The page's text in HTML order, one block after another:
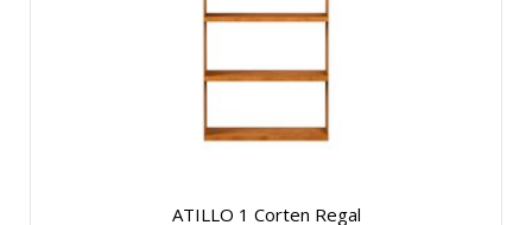
ATILLO 1 Corten Regal